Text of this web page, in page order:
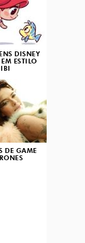
DISNEY
ESTILO
DE GAME